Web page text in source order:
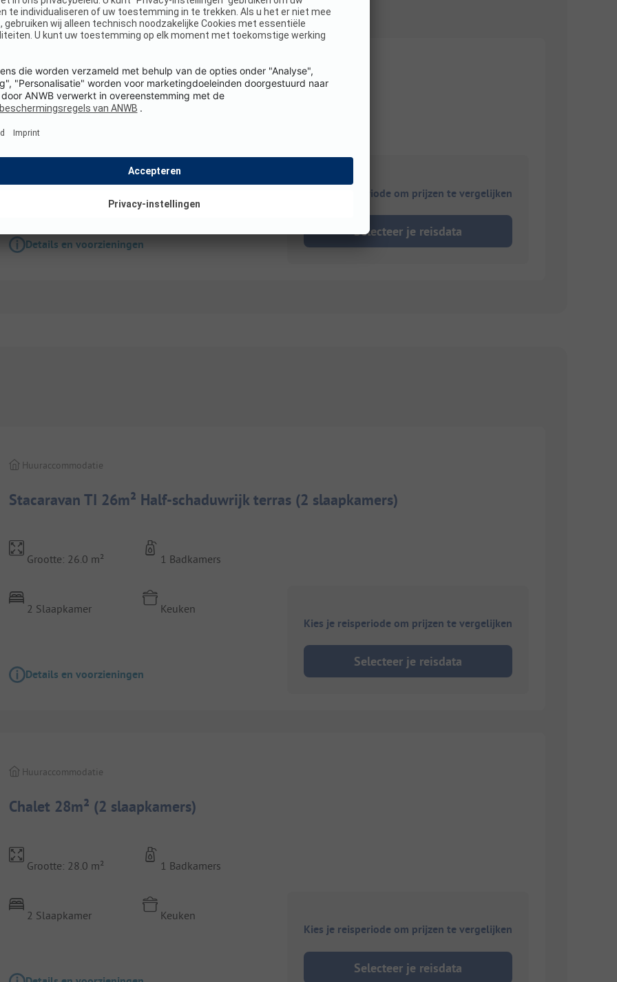
Standplaats tent/caravan of camper
Staanplaats
Toegankelijk voor
gehandicapten
Details en voorzieningen
Kies je reisperiode om prijzen te vergelijken
Selecteer je reisdata
Stacaravan TI 26m² Half-schaduwrijk terras (2 slaapkamers)
Huuraccommodatie
Grootte: 26.0 m²
2 Slaapkamer
1 Badkamers
Keuken
Details en voorzieningen
Kies je reisperiode om prijzen te vergelijken
Selecteer je reisdata
Chalet 28m² (2 slaapkamers)
Huuraccommodatie
Grootte: 28.0 m²
2 Slaapkamer
1 Badkamers
Keuken
Kies je reisperiode om prijzen te vergelijken
Selecteer je reisdata